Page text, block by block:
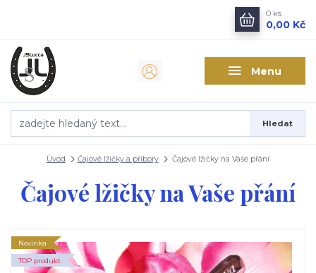
Menu
Hledat
0 ks
0,00 Kč
Úvod Čajové lžičky a příbory Čajové lžičky na Vaše přání
Čajové lžičky na Vaše přání
Novinka
TOP produkt